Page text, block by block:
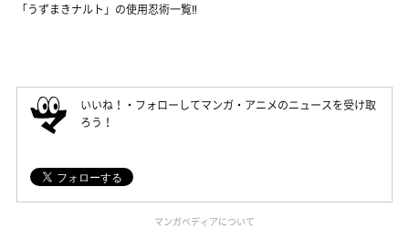
「うずまきナルト」の使用忍術一覧‼
いいね！・フォローしてマンガ・アニメのニュースを受け取
ろう！
マンガペディアについて